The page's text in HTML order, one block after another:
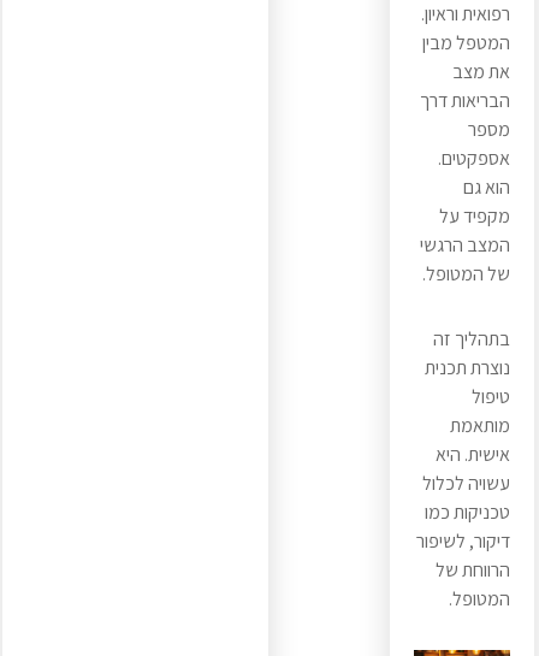
רפואית וראיון.
המטפל מבין
את מצב
הבריאות דרך
מספר
אספקטים.
הוא גם
מקפיד על
המצב הרגשי
של המטופל.
בתהליך זה
נוצרת תכנית
טיפול
מותאמת
אישית. היא
עשויה לכלול
טכניקות כמו
דיקור, לשיפור
הרווחת של
המטופל.